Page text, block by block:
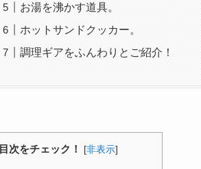
お湯を沸かす道具。
ホットサンドクッカー。
調理ギアをふんわりとご紹介！
目次をチェック！ [非表示]